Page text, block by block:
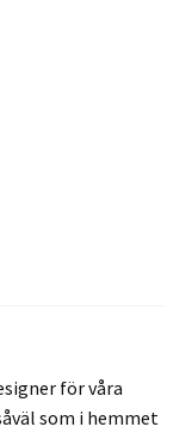
för våra
som i hemmet